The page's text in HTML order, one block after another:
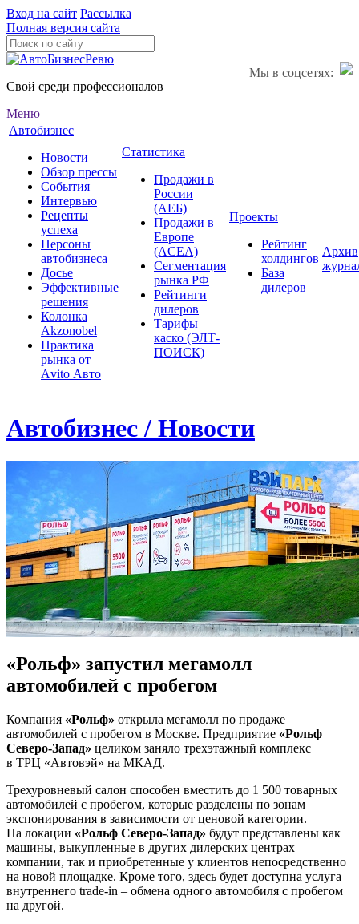
Вход на сайт Рассылка
Полная версия сайта
Мы в соцсетях:
Свой среди профессионалов
Меню
Автобизнес
Новости
Обзор прессы
События
Интервью
Рецепты
успеха
Персоны
автобизнеса
Досье
Эффективные
решения
Колонка
Akzonobel
Практика
рынка от
Аvito Авто
Статистика
Продажи в
России
(АЕБ)
Продажи в
Европе
(ACEA)
Сегментация
рынка РФ
Рейтинги
дилеров
Тарифы
каско (ЭЛТ-
ПОИСК)
Проекты
Рейтинг
холдингов
База
дилеров
Архив
Автобизнес / Новости
«Рольф» запустил мегамолл
автомобилей с пробегом
Компания «Рольф» открыла мегамолл по продаже
автомобилей с пробегом в Москве. Предприятие «Рольф
Северо-Запад» целиком заняло трехэтажный комплекс
в ТРЦ «Автовэй» на МКАД.
Трехуровневый салон способен вместить до 1 500 товарных
автомобилей с пробегом, которые разделены по зонам
экспонирования в зависимости от ценовой категории.
На локации «Рольф Северо-Запад» будут представлены как
машины, выкупленные в других дилерских центрах
компании, так и приобретенные у клиентов непосредственно
на новой площадке. Кроме того, здесь будет доступна услуга
внутреннего trade-in – обмена одного автомобиля с пробегом
на другой.